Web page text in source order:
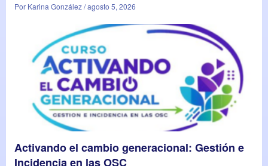
Por Karina González / agosto 5, 2026
Activando el cambio generacional: Gestión e
Incidencia en las OSC